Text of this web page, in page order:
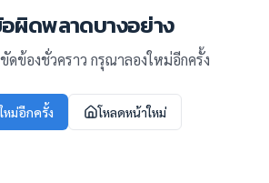
ผิดพลาดบางอย่าง
ข้องชั่วคราว กรุณาลองใหม่อีกครั้ง
หม่อีกครั้ง โหลดหน้าใหม่